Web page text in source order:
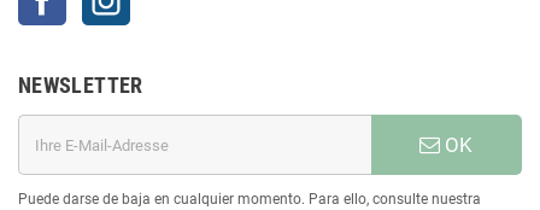
NEWSLETTER
OK
Puede darse de baja en cualquier momento. Para ello, consulte nuestra